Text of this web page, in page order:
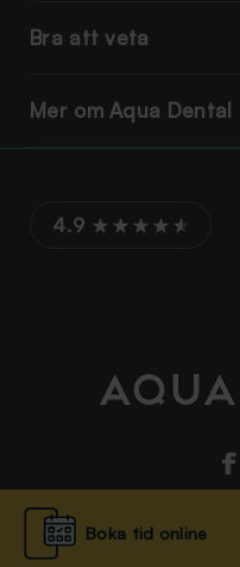
Boka tid online
Bra att veta
Mer om Aqua Dental
4.9
© Aqua Dental 2025